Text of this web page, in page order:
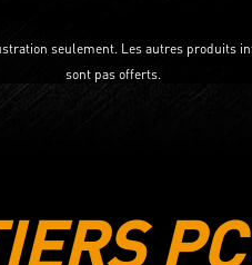
seulement. Les autres produits
sont pas offerts.
PC